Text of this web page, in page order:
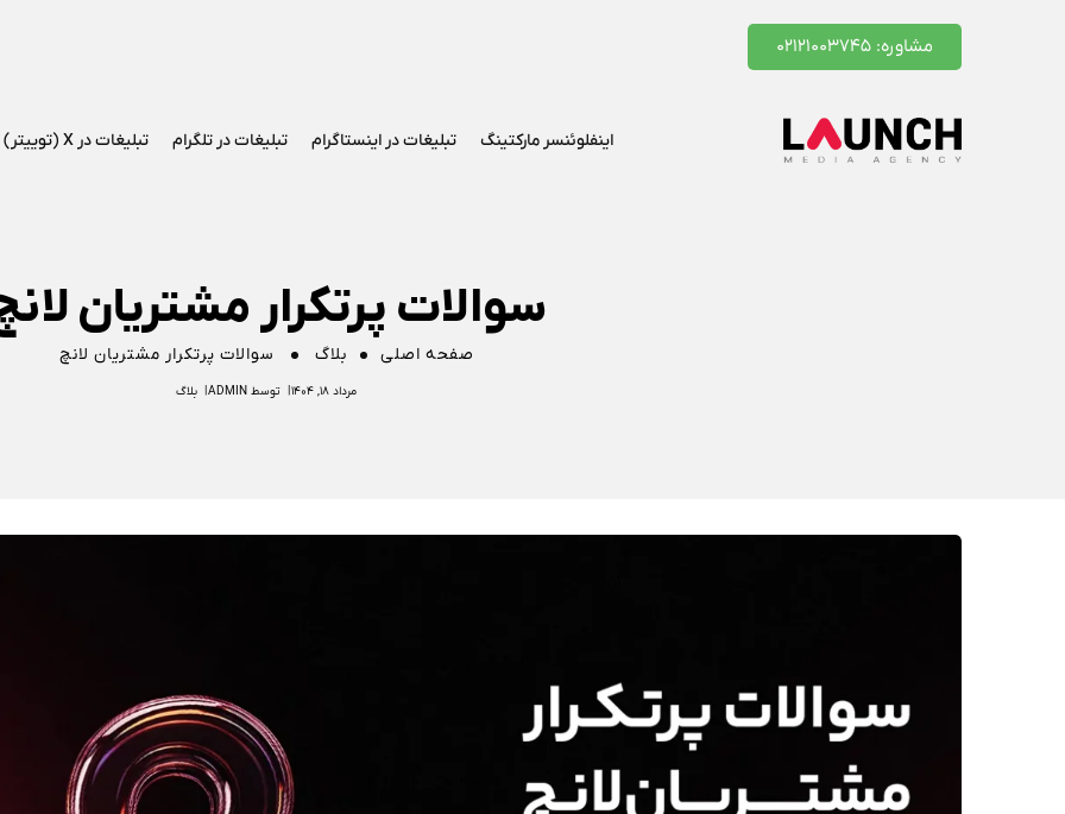
مشاوره: ۰۲۱۲۱۰۰۳۷۴۵
اینفلوئنسر مارکتینگ تبلیغات در اینستاگرام تبلیغات در تلگرام تبلیغات در X (توییتر)
سوالات پرتکرار مشتریان
صفحه اصلی بلاگ سوالات پرتکرار مشتریان لانچ
مرداد ۱۸, ۱۴۰۴ توسط ADMIN بلاگ